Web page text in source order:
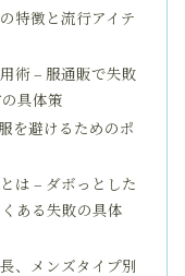
特徴と流行アイテ
術 – 服通販で失敗
具体策
を避けるためのポ
は – ダボっとした
ある失敗の具体
、メンズタイプ別